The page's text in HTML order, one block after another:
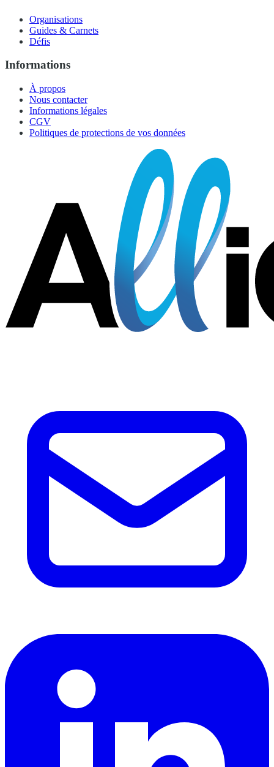
Organisations
Guides & Carnets
Défis
Informations
À propos
Nous contacter
Informations légales
CGV
Politiques de protections de vos données